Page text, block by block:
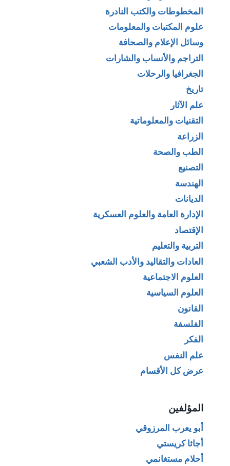
المخطوطات والكتب النادرة
علوم المكتبات والمعلومات
وسائل الإعلام والصحافة
التراجم والأنساب والشارات
الجغرافيا والرحلات
تاريخ
علم الآثار
التقنيات والمعلوماتية
الزراعة
الطب والصحة
التصنيع
الهندسة
الديانات
الإدارة العامة والعلوم العسكرية
الإقتصاد
التربية والتعليم
العادات والتقاليد والأدب الشعبي
العلوم الاجتماعية
العلوم السياسية
القانون
الفلسفة
الفكر
علم النفس
عرض كل الأقسام
المؤلفين
أبو يعرب المرزوقي
أجاثا كريستي
أحلام مستغانمي